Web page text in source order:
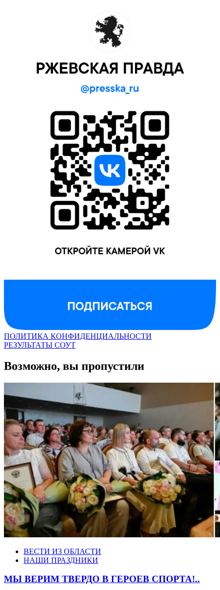
ПОЛИТИКА КОНФИДЕНЦИАЛЬНОСТИ
РЕЗУЛЬТАТЫ СОУТ
Возможно, вы пропустили
ВЕСТИ ИЗ ОБЛАСТИ
НАШИ ПРАЗДНИКИ
МЫ ВЕРИМ ТВЕРДО В ГЕРОЕВ СПОРТА!..